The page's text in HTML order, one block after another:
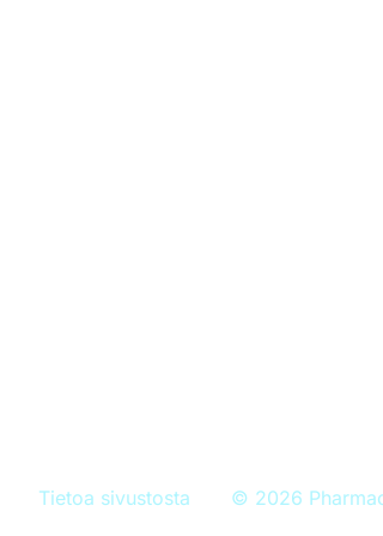
Tietoa sivustosta © 2026